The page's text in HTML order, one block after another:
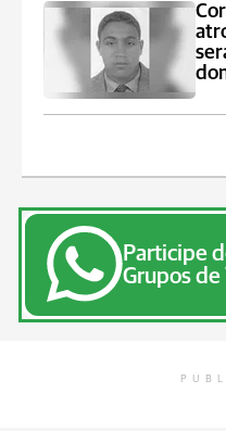
Participe
Grupos